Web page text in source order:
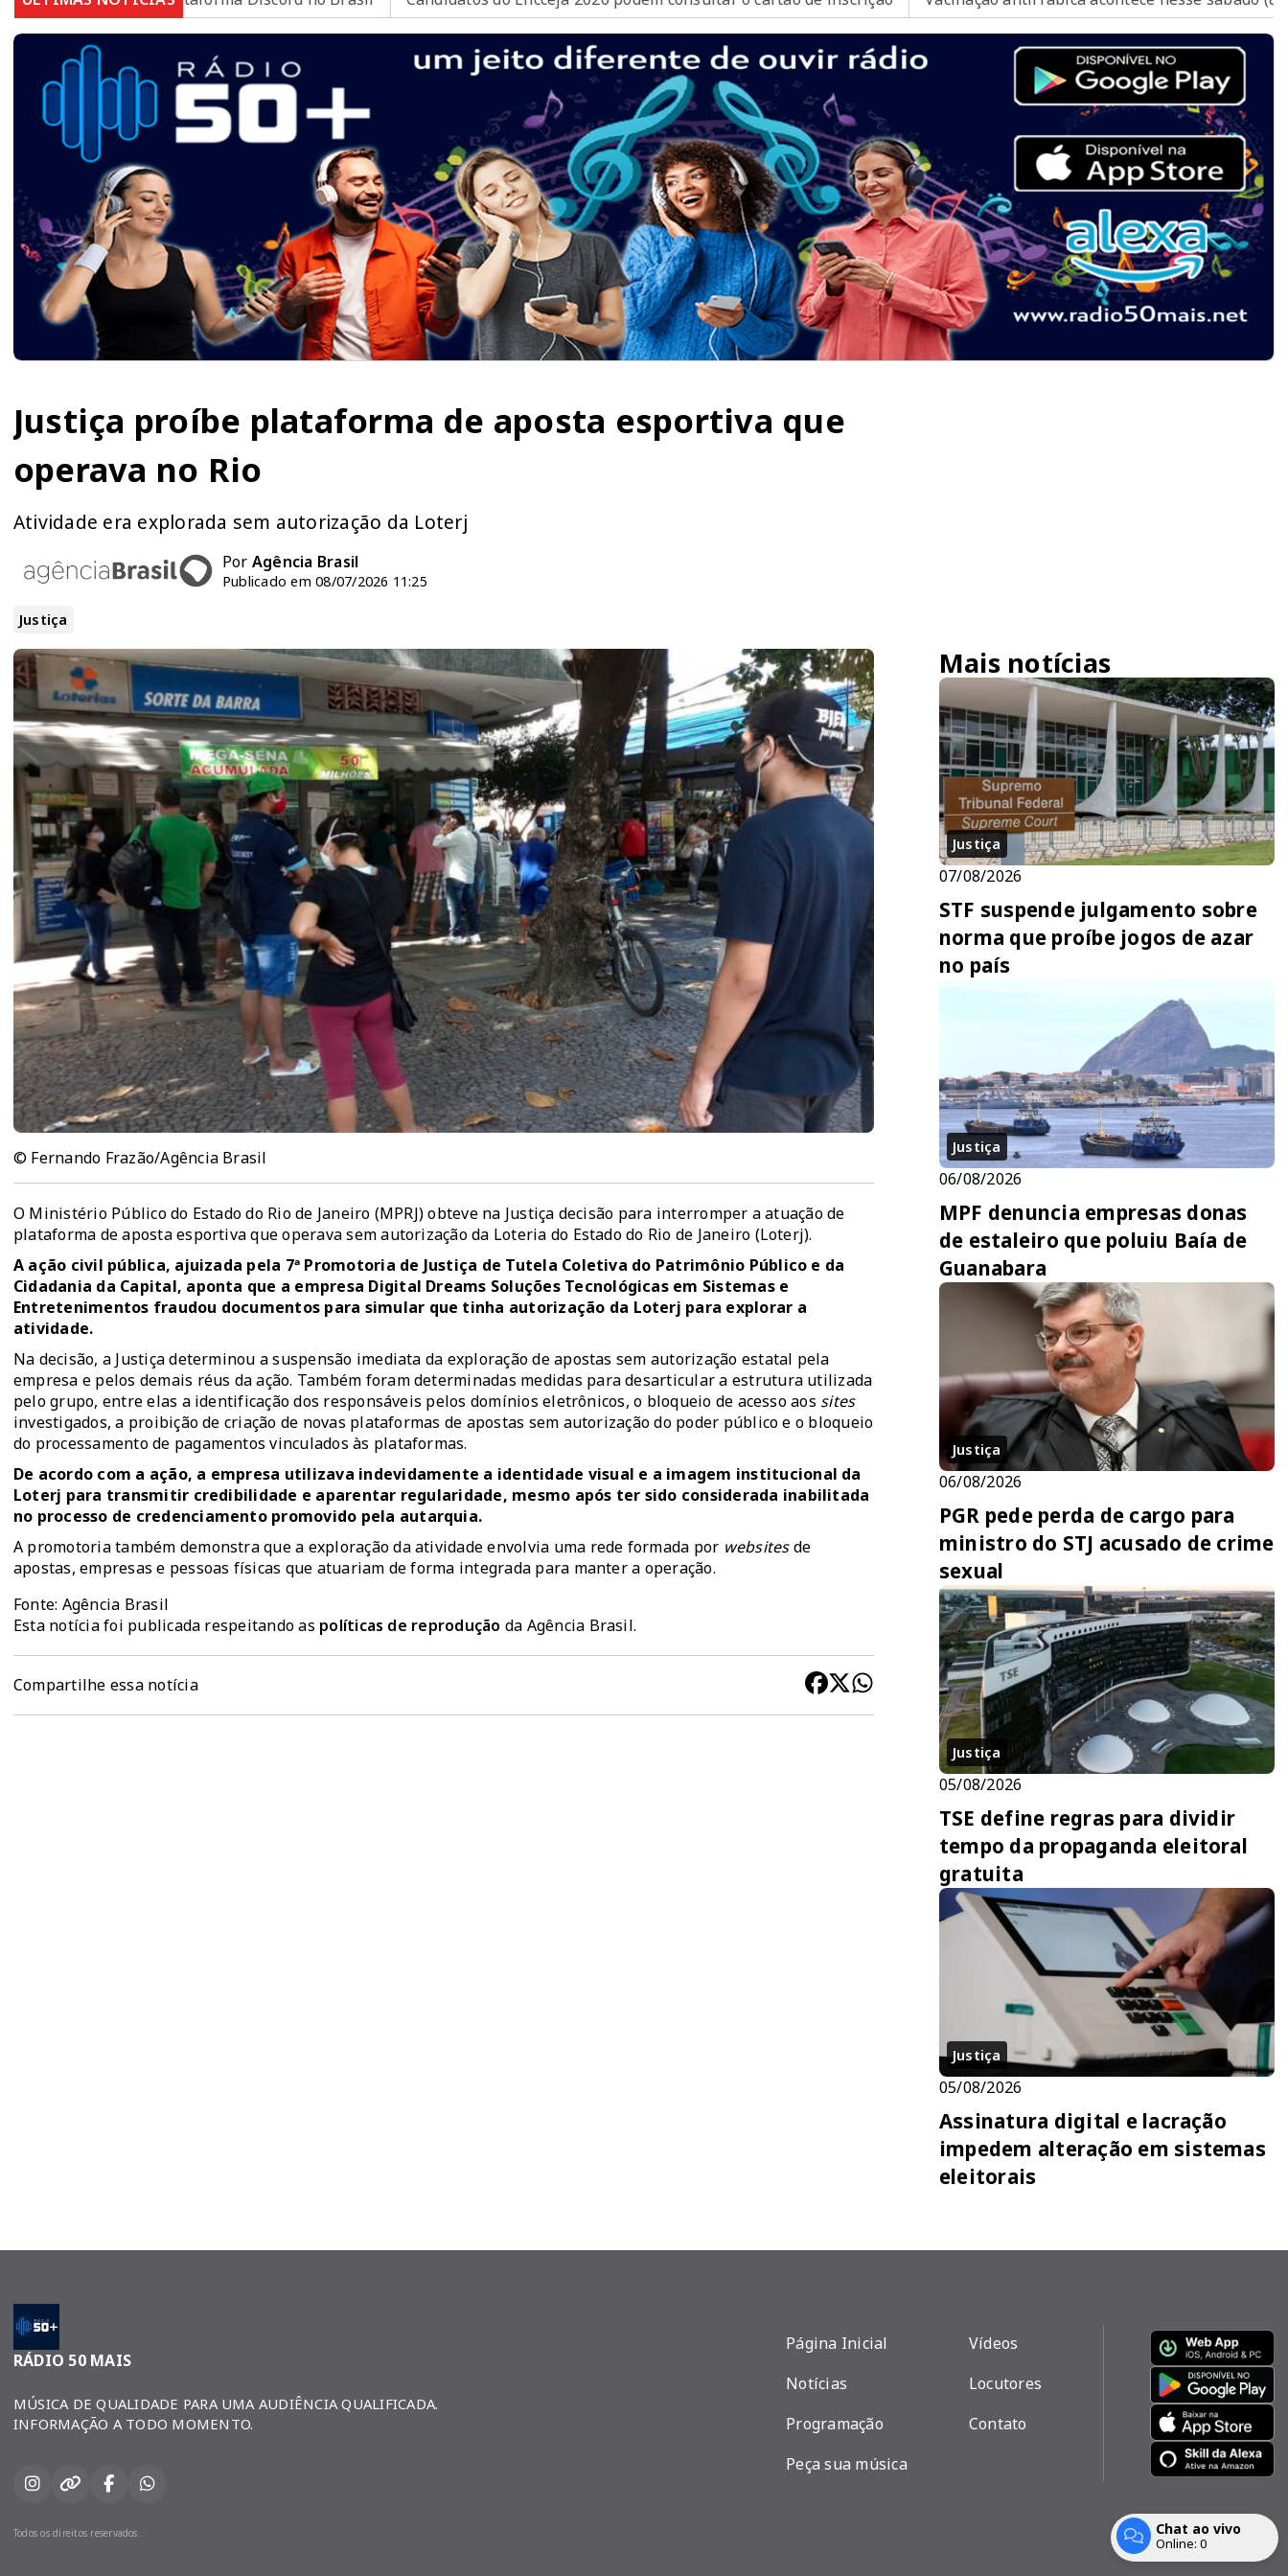
Justiça proíbe plataforma de aposta esportiva que
operava no Rio
Atividade era explorada sem autorização da Loterj
Por Agência Brasil
Publicado em 08/07/2026 11:25
Justiça
© Fernando Frazão/Agência Brasil
O Ministério Público do Estado do Rio de Janeiro (MPRJ) obteve na Justiça decisão para interromper a atuação de
plataforma de aposta esportiva que operava sem autorização da Loteria do Estado do Rio de Janeiro (Loterj).
A ação civil pública, ajuizada pela 7ª Promotoria de Justiça de Tutela Coletiva do Patrimônio Público e da
Cidadania da Capital, aponta que a empresa Digital Dreams Soluções Tecnológicas em Sistemas e
Entretenimentos fraudou documentos para simular que tinha autorização da Loterj para explorar a
atividade.
Na decisão, a Justiça determinou a suspensão imediata da exploração de apostas sem autorização estatal pela
empresa e pelos demais réus da ação. Também foram determinadas medidas para desarticular a estrutura utilizada
pelo grupo, entre elas a identificação dos responsáveis pelos domínios eletrônicos, o bloqueio de acesso aos sites
investigados, a proibição de criação de novas plataformas de apostas sem autorização do poder público e o bloqueio
do processamento de pagamentos vinculados às plataformas.
De acordo com a ação, a empresa utilizava indevidamente a identidade visual e a imagem institucional da
Loterj para transmitir credibilidade e aparentar regularidade, mesmo após ter sido considerada inabilitada
no processo de credenciamento promovido pela autarquia.
A promotoria também demonstra que a exploração da atividade envolvia uma rede formada por websitesde
apostas, empresas e pessoas físicas que atuariam de forma integrada para manter a operação.
Fonte: Agência Brasil
Esta notícia foi publicada respeitando as políticas de reprodução da Agência Brasil.
Compartilhe essa notícia
Mais notícias
Justiça
07/08/2026
STF suspende julgamento sobre
norma que proíbe jogos de azar
no país
Justiça
06/08/2026
MPF denuncia empresas donas
de estaleiro que poluiu Baía de
Guanabara
Justiça
06/08/2026
PGR pede perda de cargo para
ministro do STJ acusado de crime
sexual
Justiça
05/08/2026
TSE define regras para dividir
tempo da propaganda eleitoral
gratuita
Justiça
05/08/2026
Assinatura digital e lacração
impedem alteração em sistemas
eleitorais
RÁDIO 50 MAIS
MÚSICA DE QUALIDADE PARA UMA AUDIÊNCIA QUALIFICADA.
INFORMAÇÃO A TODO MOMENTO.
Página Inicial
Notícias
Programação
Peça sua música
Vídeos
Locutores
Contato
Todos os direitos reservados. Com a tecnologia
Chat ao vivo
Online: 0